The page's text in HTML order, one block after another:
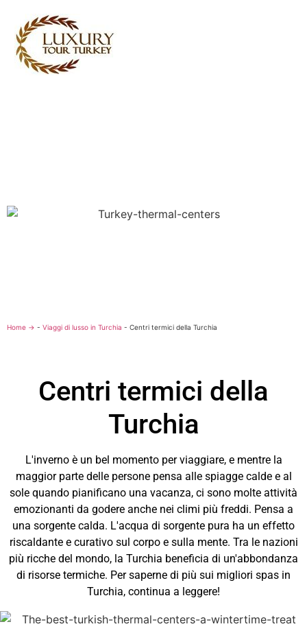
Home → - Viaggi di lusso in Turchia - Centri termici della Turchia
Centri termici della
Turchia
L'inverno è un bel momento per viaggiare, e mentre la
maggior parte delle persone pensa alle spiagge calde e al
sole quando pianificano una vacanza, ci sono molte attività
emozionanti da godere anche nei climi più freddi. Pensa a
una sorgente calda. L'acqua di sorgente pura ha un effetto
riscaldante e curativo sul corpo e sulla mente. Tra le nazioni
più ricche del mondo, la Turchia beneficia di un'abbondanza
di risorse termiche. Per saperne di più sui migliori spas in
Turchia, continua a leggere!